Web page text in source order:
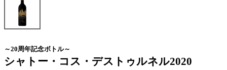
～20周年記念ボトル～
シャトー・コス・デストゥルネル2020